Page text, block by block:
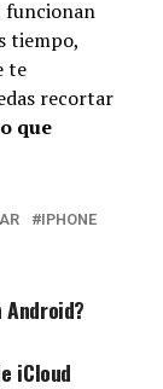
funcionan
tiempo,
te
recortar
que
IPHONE
Android?
iCloud